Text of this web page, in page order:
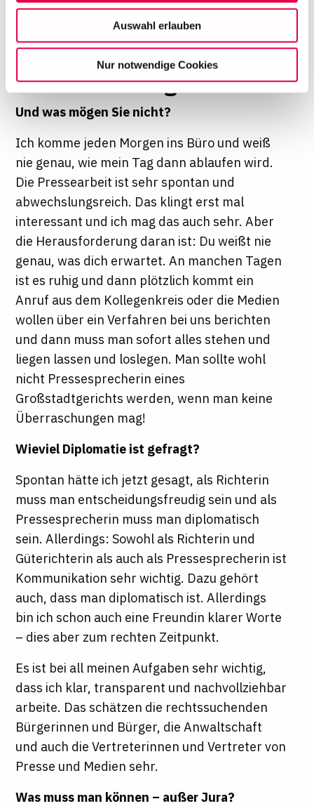
wirtschaftlich zu betreiben. Mit Bestätigung Ihrer Auswahl
willigen Sie in die Verwendung der gewählten Cookies
ein. Diese Auswahl können Sie jederzeit ändern oder
Ihre Einwilligung widerrufen, indem Sie am Ende der
Informationen finden Sie in unseren
Auswahl erlauben
Nur notwendige Cookies
"Dann kommt ein Anruf
und man muss alles
stehen und liegenlassen"
Und was mögen Sie nicht?
Ich komme jeden Morgen ins Büro und weiß
nie genau, wie mein Tag dann ablaufen wird.
Die Pressearbeit ist sehr spontan und
abwechslungsreich. Das klingt erst mal
interessant und ich mag das auch sehr. Aber
die Herausforderung daran ist: Du weißt nie
genau, was dich erwartet. An manchen Tagen
ist es ruhig und dann plötzlich kommt ein
Anruf aus dem Kollegenkreis oder die Medien
wollen über ein Verfahren bei uns berichten
und dann muss man sofort alles stehen und
liegen lassen und loslegen. Man sollte wohl
nicht Pressesprecherin eines
Großstadtgerichts werden, wenn man keine
Überraschungen mag!
Wieviel Diplomatie ist gefragt?
Spontan hätte ich jetzt gesagt, als Richterin
muss man entscheidungsfreudig sein und als
Pressesprecherin muss man diplomatisch
sein. Allerdings: Sowohl als Richterin und
Güterichterin als auch als Pressesprecherin ist
Kommunikation sehr wichtig. Dazu gehört
auch, dass man diplomatisch ist. Allerdings
bin ich schon auch eine Freundin klarer Worte
– dies aber zum rechten Zeitpunkt.
Es ist bei all meinen Aufgaben sehr wichtig,
dass ich klar, transparent und nachvollziehbar
arbeite. Das schätzen die rechtssuchenden
Bürgerinnen und Bürger, die Anwaltschaft
und auch die Vertreterinnen und Vertreter von
Presse und Medien sehr.
Was muss man können – außer Jura?